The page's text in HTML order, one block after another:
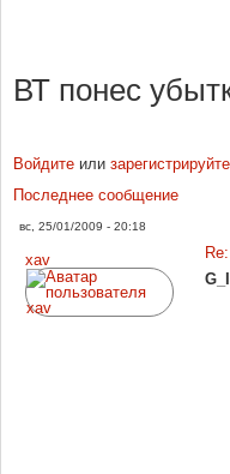
ВТ понес
Войдите или
Последнее сообщение
вс, 25/01/2009 - 20:18
xav